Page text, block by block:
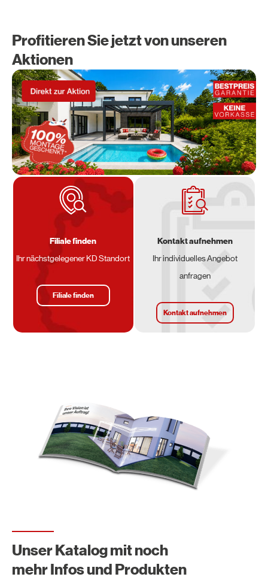
Profitieren Sie jetzt von unseren
Aktionen
Filiale finden
Ihr nächstgelegener KD Standort
Filiale finden
Kontakt aufnehmen
Ihr individuelles Angebot
anfragen
Kontakt aufnehmen
Unser Katalog mit noch
mehr Infos und Produkten